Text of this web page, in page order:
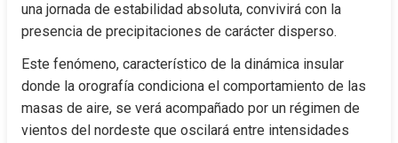
una jornada de estabilidad absoluta, convivirá con la
presencia de precipitaciones de carácter disperso.
Este fenómeno, característico de la dinámica insular
donde la orografía condiciona el comportamiento de las
masas de aire, se verá acompañado por un régimen de
vientos del nordeste que oscilará entre intensidades